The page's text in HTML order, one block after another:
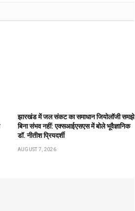
झारखंड में जल संकट का समाधान जियोलॉजी समझे
बिना संभव नहीं: एक्सआईएसएस में बोले भूवैज्ञानिक
डॉ. नीतीश प्रियदर्शी
AUGUST 7, 2026